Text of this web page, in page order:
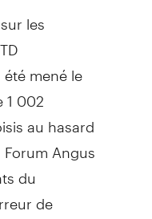
les
mené le
1 002
au hasard
Angus
du
de